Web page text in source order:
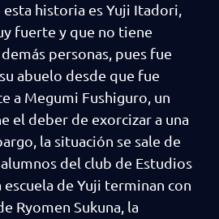
historia es Yuji Itadori,
fuerte y que no tiene
personas, pues fue
abuelo desde que fue
a Megumi Fushiguro, un
el deber de exorcizar a una
la situación se sale de
del club de Estudios
de Yuji terminan con
Ryomen Sukuna, la